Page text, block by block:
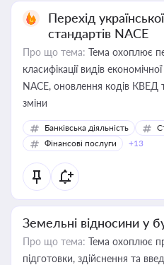
Перехід
стандартів NACE
Про що тема: Тема охоплює
класифікації видів
NACE, оновлення кодів КВЕД
зміни
Банківська діяльність
Фінансові послуги
+13
Земельні відносини у
Про що тема: Тема охоплює
підготовки, здійснення та